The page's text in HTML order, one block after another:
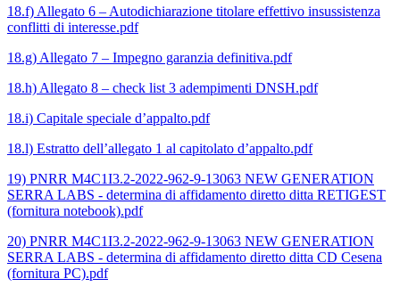
18.f) Allegato 6 – Autodichiarazione titolare effettivo insussistenza
conflitti di interesse.pdf
18.g) Allegato 7 – Impegno garanzia definitiva.pdf
18.h) Allegato 8 – check list 3 adempimenti DNSH.pdf
18.i) Capitale speciale d’appalto.pdf
18.l) Estratto dell’allegato 1 al capitolato d’appalto.pdf
19) PNRR M4C1I3.2-2022-962-9-13063 NEW GENERATION
SERRA LABS - determina di affidamento diretto ditta RETIGEST
(fornitura notebook).pdf
20) PNRR M4C1I3.2-2022-962-9-13063 NEW GENERATION
SERRA LABS - determina di affidamento diretto ditta CD Cesena
(fornitura PC).pdf